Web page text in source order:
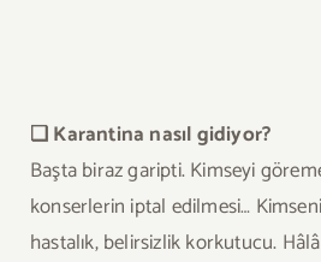
❏ Karantina nasıl gidiyor?
Başta biraz garipti. Kimseyi
konserlerin iptal edilmesi…
hastalık, belirsizlik korkutucu.